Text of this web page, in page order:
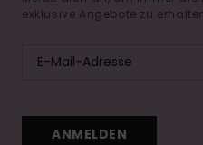
exklusive Angebote zu
ANMELDEN